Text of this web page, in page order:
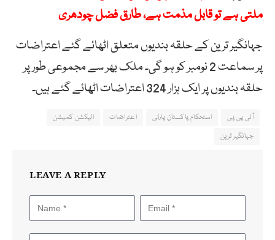
ملتی ہے تو قابل مذمت ہے، طارق فضل چودھری
جہانگیر ترین کے حلقہ بندیوں متعلق اٹھائے گئے اعتراضات
پر سماعت 2 نومبر کو ہو گی۔ ملک بھر سے مجموعی طور پر
حلقہ بندیوں پر ایک ہزار 324 اعتراضات اٹھائے گئے ہیں۔
آئی پی پی استحکام پاکستان پارٹی اعتراضات
الیکشن کمیشن
جہانگیر ترین
LEAVE A REPLY